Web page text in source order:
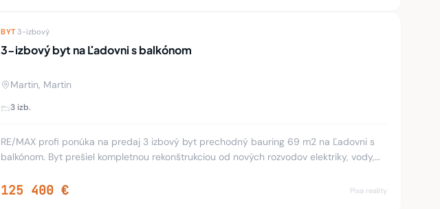
BYT·3-izbový
3-izbový byt na Ľadovni s balkónom
Martin, Martin
3 izb.
RE/MAX profi ponúka na predaj 3 izbový byt prechodný bauring 69 m2 na Ľadovni s
balkónom. Byt prešiel kompletnou rekonštrukciou od nových rozvodov elektriky, vody,
125 400 € Pixa reality